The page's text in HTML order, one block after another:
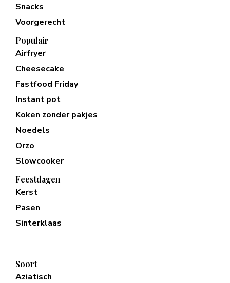
Snacks
Voorgerecht
Populair
Airfryer
Cheesecake
Fastfood Friday
Instant pot
Koken zonder pakjes
Noedels
Orzo
Slowcooker
Feestdagen
Kerst
Pasen
Sinterklaas
Soort
Aziatisch